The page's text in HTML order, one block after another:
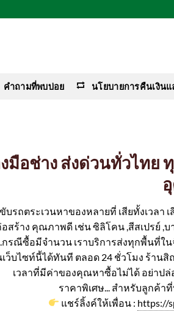
คำถามที่พบบ่อย นโยบายการคืนเงิน
มือช่าง ส่งด่วนทั่วไทย
บรถตระเวนหาของหลายที่ เสียทั้งเวลา
สร้าง คุณภาพดี เช่น ซิลิโคน ,สีสเปรย์ ,บ
กรณีซื้อมีจำนวน เราบริการส่งทุกพื้นที่ใ
ว็บไซท์นี้ได้ทันที ตลอด 24 ชั่วโมง ร้าน
เวลาที่มีค่าของคุณหาซื้อไม่ได้ อย่าป
ราคาพิเศษ... สำหรับลูกค้า
แชร์ลิ้งค์ให้เพื่อน : https://